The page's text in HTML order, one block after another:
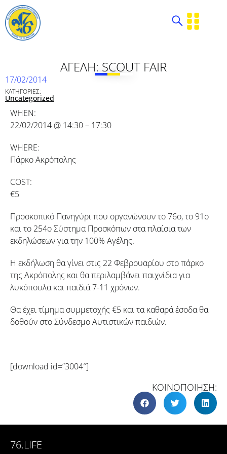
ΑΓΕΛΗ: SCOUT FAIR
17/02/2014
ΚΑΤΗΓΟΡΙΕΣ:
Uncategorized
WHEN:
22/02/2014 @ 14:30 – 17:30
WHERE:
Πάρκο Ακρόπολης
COST:
€5
Προσκοπικό Πανηγύρι που οργανώνουν το 76o, το 91o
και το 254o Σύστημα Προσκόπων στα πλαίσια των
εκδηλώσεων για την 100% Αγέλης.
Η εκδήλωση θα γίνει στις 22 Φεβρουαρίου στο πάρκο
της Ακρόπολης και θα περιλαμβάνει παιχνίδια για
λυκόπουλα και παιδιά 7-11 χρόνων.
Θα έχει τίμημα συμμετοχής €5 και τα καθαρά έσοδα θα
δοθούν στο Σύνδεσμο Αυτιστικών παιδιών.
[download id=”3004″]
ΚΟΙΝΟΠΟΙΗΣΗ:
76.LIFE